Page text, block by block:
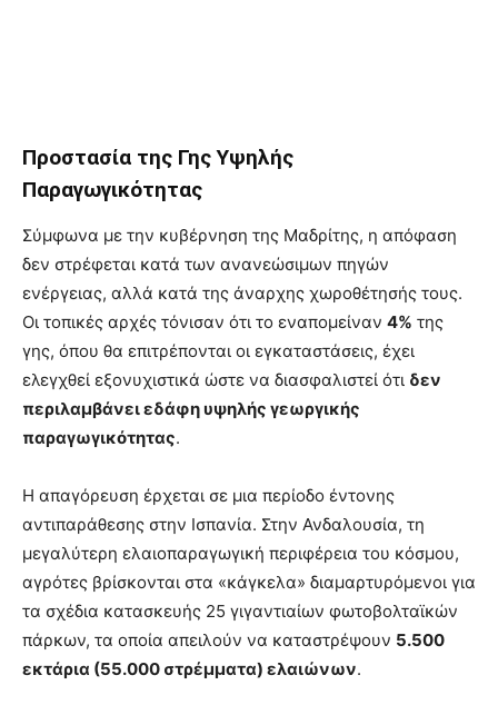
Προστασία της Γης Υψηλής
Παραγωγικότητας
Σύμφωνα με την κυβέρνηση της Μαδρίτης, η απόφαση
δεν στρέφεται κατά των ανανεώσιμων πηγών
ενέργειας, αλλά κατά της άναρχης χωροθέτησής τους.
Οι τοπικές αρχές τόνισαν ότι το εναπομείναν 4% της
γης, όπου θα επιτρέπονται οι εγκαταστάσεις, έχει
ελεγχθεί εξονυχιστικά ώστε να διασφαλιστεί ότι δεν
περιλαμβάνει εδάφη υψηλής γεωργικής
παραγωγικότητας.
Η απαγόρευση έρχεται σε μια περίοδο έντονης
αντιπαράθεσης στην Ισπανία. Στην Ανδαλουσία, τη
μεγαλύτερη ελαιοπαραγωγική περιφέρεια του κόσμου,
αγρότες βρίσκονται στα «κάγκελα» διαμαρτυρόμενοι για
τα σχέδια κατασκευής 25 γιγαντιαίων φωτοβολταϊκών
πάρκων, τα οποία απειλούν να καταστρέψουν 5.500
εκτάρια (55.000 στρέμματα) ελαιώνων.